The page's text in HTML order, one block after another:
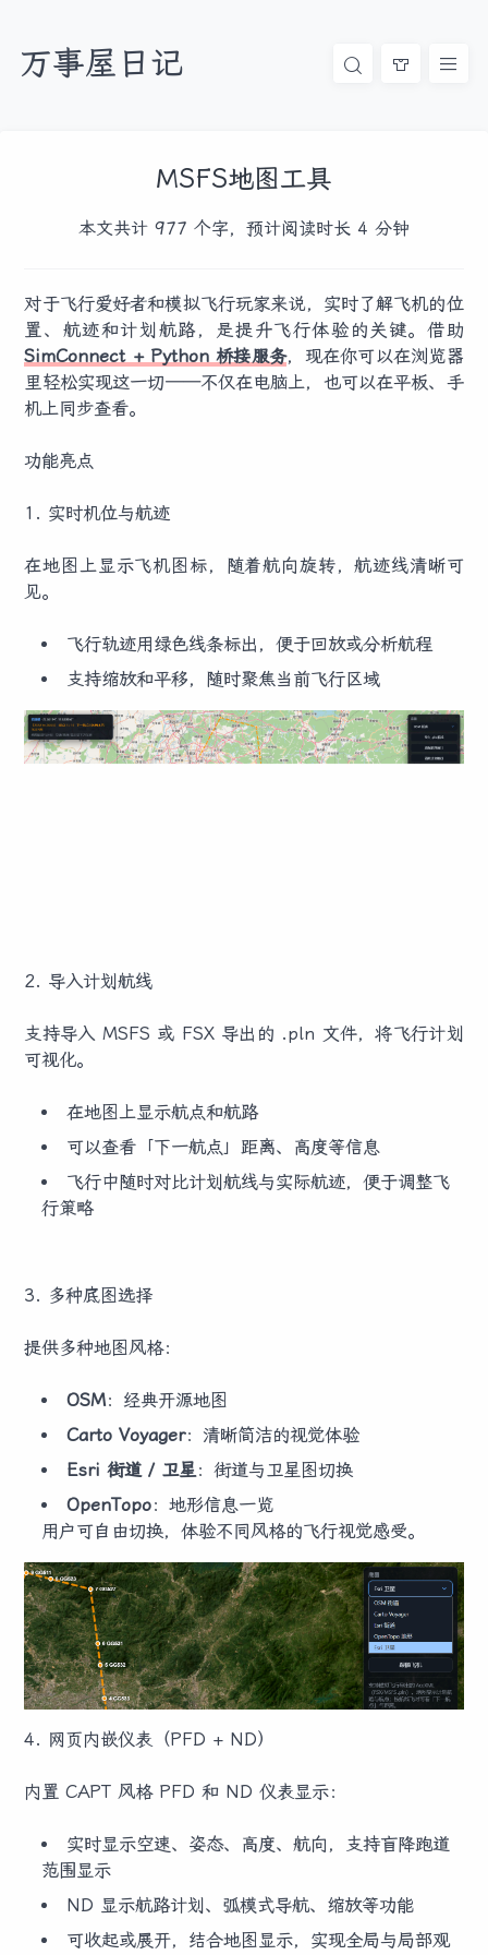
万事屋日记
MSFS地图工具
本文共计 977 个字，预计阅读时长 4 分钟
对于飞行爱好者和模拟飞行玩家来说，实时了解飞机的位
置、航迹和计划航路，是提升飞行体验的关键。借助
SimConnect + Python 桥接服务，现在你可以在浏览器
里轻松实现这一切——不仅在电脑上，也可以在平板、手
机上同步查看。
功能亮点
1. 实时机位与航迹
在地图上显示飞机图标，随着航向旋转，航迹线清晰可
见。
飞行轨迹用绿色线条标出，便于回放或分析航程
支持缩放和平移，随时聚焦当前飞行区域
2. 导入计划航线
支持导入 MSFS 或 FSX 导出的 .pln 文件，将飞行计划
可视化。
在地图上显示航点和航路
可以查看「下一航点」距离、高度等信息
飞行中随时对比计划航线与实际航迹，便于调整飞
行策略
3. 多种底图选择
提供多种地图风格：
OSM：经典开源地图
Carto Voyager：清晰简洁的视觉体验
Esri 街道 / 卫星：街道与卫星图切换
OpenTopo：地形信息一览
用户可自由切换，体验不同风格的飞行视觉感受。
4. 网页内嵌仪表（PFD + ND）
内置 CAPT 风格 PFD 和 ND 仪表显示：
实时显示空速、姿态、高度、航向，支持盲降跑道
范围显示
ND 显示航路计划、弧模式导航、缩放等功能
可收起或展开，结合地图显示，实现全局与局部观